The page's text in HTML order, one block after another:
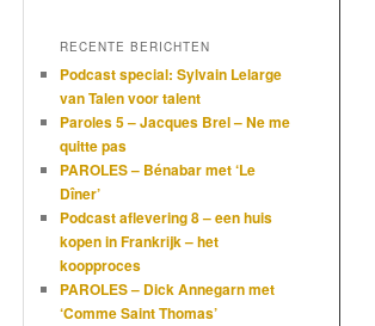
RECENTE BERICHTEN
Podcast special: Sylvain Lelarge
van Talen voor talent
Paroles 5 – Jacques Brel – Ne me
quitte pas
PAROLES – Bénabar met ‘Le
Dîner’
Podcast aflevering 8 – een huis
kopen in Frankrijk – het
koopproces
PAROLES – Dick Annegarn met
‘Comme Saint Thomas’